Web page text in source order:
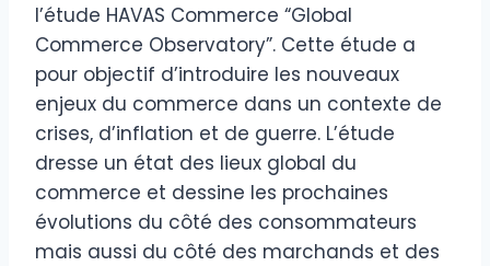
l’étude HAVAS Commerce “Global
Commerce Observatory”. Cette étude a
pour objectif d’introduire les nouveaux
enjeux du commerce dans un contexte de
crises, d’inflation et de guerre. L’étude
dresse un état des lieux global du
commerce et dessine les prochaines
évolutions du côté des consommateurs
mais aussi du côté des marchands et des